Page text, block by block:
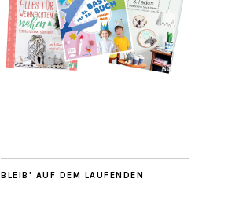
BLEIB' AUF DEM LAUFENDEN